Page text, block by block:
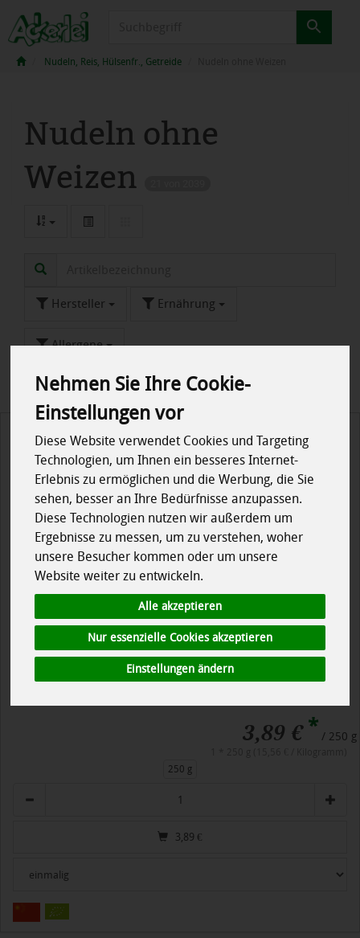
Nehmen Sie Ihre Cookie-
Einstellungen vor
Diese Website verwendet Cookies und Targeting
Technologien, um Ihnen ein besseres Internet-
Erlebnis zu ermöglichen und die Werbung, die Sie
sehen, besser an Ihre Bedürfnisse anzupassen.
Diese Technologien nutzen wir außerdem um
Ergebnisse zu messen, um zu verstehen, woher
unsere Besucher kommen oder um unsere
Website weiter zu entwickeln.
Alle akzeptieren
Nur essenzielle Cookies akzeptieren
Einstellungen ändern
Nudeln, Reis, Hülsenfr., Getreide
Nudeln ohne
Weizen
Hersteller Ernährung
Allergene
Edamame Spaghetti
3,89 €* / 250 g
250 g
3,89 €